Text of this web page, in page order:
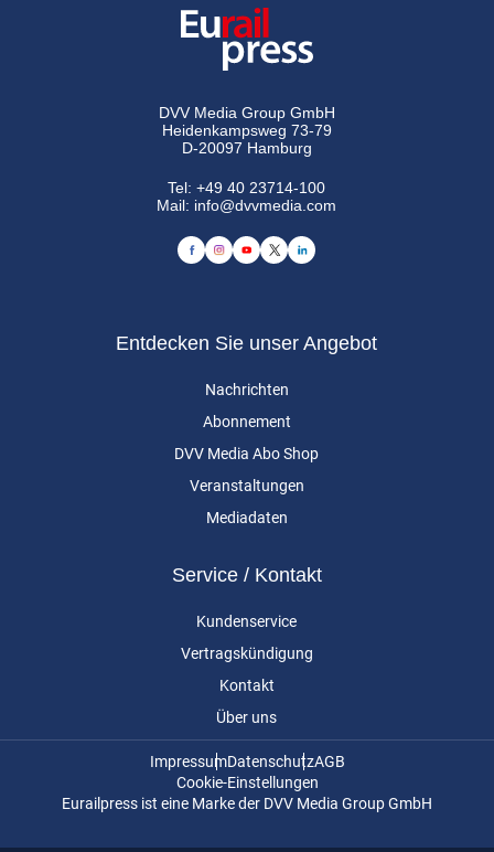
DVV Media Group GmbH
Heidenkampsweg 73-79
D-20097 Hamburg
Tel:+49 40 23714-100
Mail: info@dvvmedia.com
Entdecken Sie unser Angebot
Nachrichten
Abonnement
DVV Media Abo Shop
Veranstaltungen
Mediadaten
Service / Kontakt
Kundenservice
Vertragskündigung
Kontakt
Über uns
ImpressumDatenschutzAGB
Cookie-Einstellungen
Eurailpress ist eine Marke der DVV Media Group GmbH